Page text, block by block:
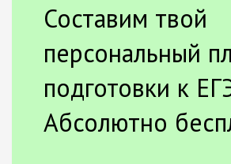
Составим твой
персональный
подготовки к
Абсолютно